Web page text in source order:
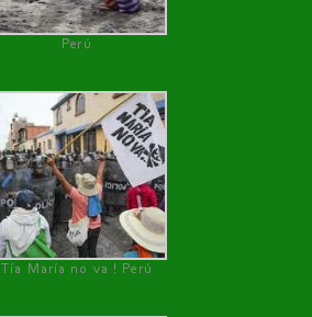
Perú
Tía María no va ! Perú